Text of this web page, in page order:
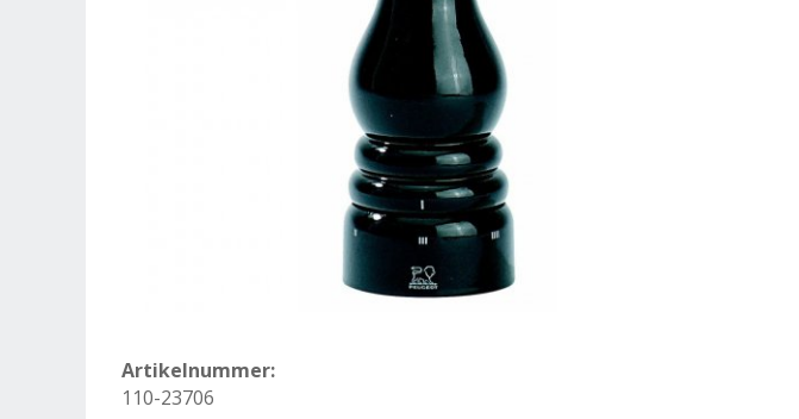
Artikelnummer:
110-23706